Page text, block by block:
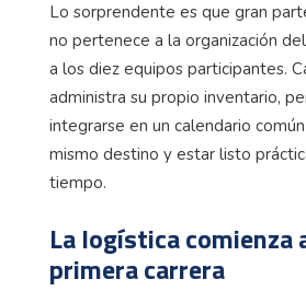
Lo sorprendente es que gran
no pertenece a la organización
a los diez equipos participantes.
administra su propio inventario,
integrarse en un calendario
mismo destino y estar listo
tiempo.
La logística comienza
primera carrera